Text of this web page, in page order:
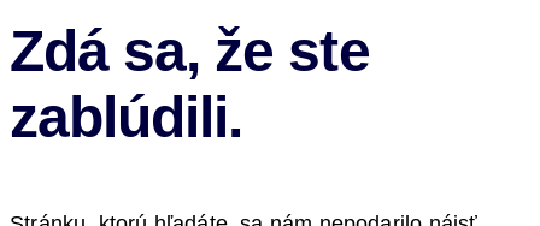
Zdá sa, že ste
zablúdili.